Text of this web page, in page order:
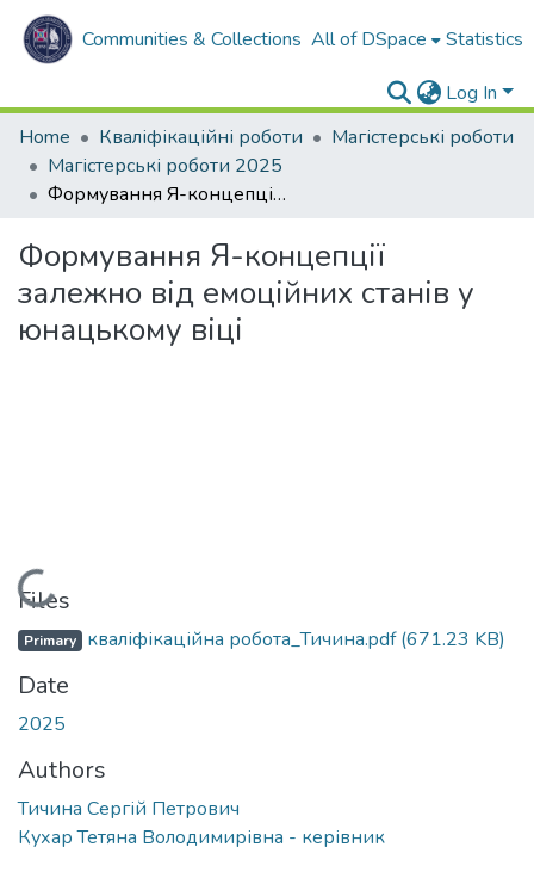
Communities & Collections All of DSpace Statistics
Log In
Home
Кваліфікаційні роботи
Магістерські роботи
Магістерські роботи 2025
Формування Я-концепції залежно від емоційних станів у юнацькому віці
Формування Я-концепції
залежно від емоційних станів у
юнацькому віці
Loading...
Files
Primary кваліфікаційна робота_Тичина.pdf(671.23 KB)
Date
2025
Authors
Тичина Сергій Петрович
Кухар Тетяна Володимирівна - керівник